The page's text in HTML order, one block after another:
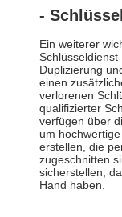
-
Ein weiterer
Duplizierung
einen
verlorenen
qualifizierter
verfügen über
um
erstellen, die
zugeschnitten
sicherstellen,
Hand haben.